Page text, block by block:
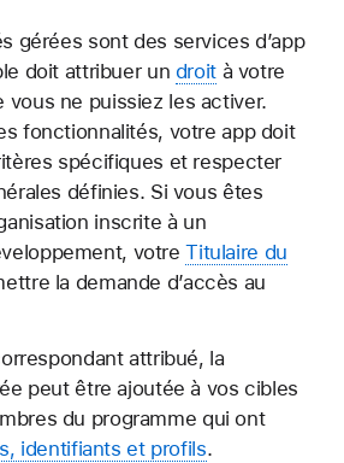
gérées sont des services d’app
doit attribuer un droità votre
vous ne puissiez les activer.
fonctionnalités, votre app doit
spécifiques et respecter
définies. Si vous êtes
inscrite à un
votreTitulaire du
la demande d’accès au
attribué, la
peut être ajoutée à vos cibles
du programme qui ont
identifiants et profils.